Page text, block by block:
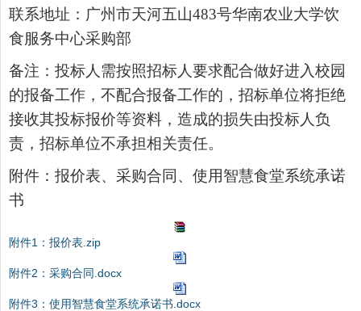
联系地址：广州市天河五山483号华南农业大学饮
食服务中心采购部
备注：投标人需按照招标人要求配合做好进入校园
的报备工作，不配合报备工作的，招标单位将拒绝
接收其投标报价等资料，造成的损失由投标人负
责，招标单位不承担相关责任。
附件：报价表、采购合同、使用智慧食堂系统承诺
书
附件1：报价表.zip
附件2：采购合同.docx
附件3：使用智慧食堂系统承诺书.docx